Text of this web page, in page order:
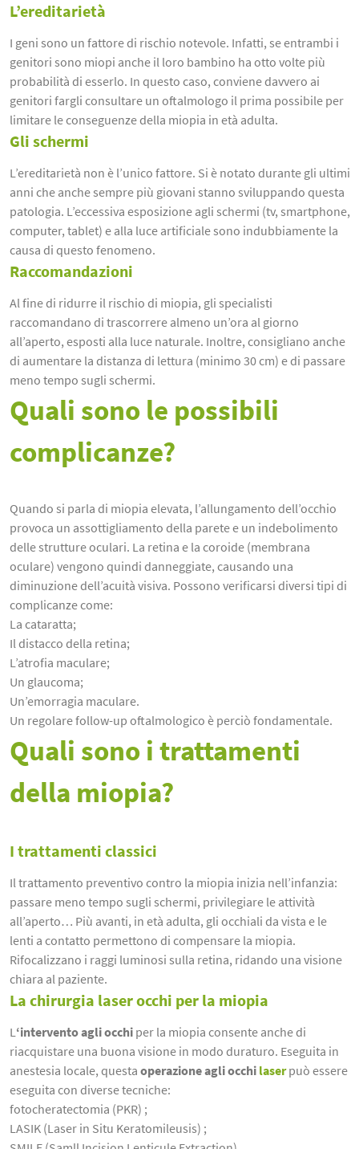
L’ereditarietà
I geni sono un fattore di rischio notevole. Infatti, se entrambi i
genitori sono miopi anche il loro bambino ha otto volte più
probabilità di esserlo. In questo caso, conviene davvero ai
genitori fargli consultare un oftalmologo il prima possibile per
limitare le conseguenze della miopia in età adulta.
Gli schermi
L’ereditarietà non è l’unico fattore. Si è notato durante gli ultimi
anni che anche sempre più giovani stanno sviluppando questa
patologia. L’eccessiva esposizione agli schermi (tv, smartphone,
computer, tablet) e alla luce artificiale sono indubbiamente la
causa di questo fenomeno.
Raccomandazioni
Al fine di ridurre il rischio di miopia, gli specialisti
raccomandano di trascorrere almeno un’ora al giorno
all’aperto, esposti alla luce naturale. Inoltre, consigliano anche
di aumentare la distanza di lettura (minimo 30 cm) e di passare
meno tempo sugli schermi.
Quali sono le possibili
complicanze?
Quando si parla di miopia elevata, l’allungamento dell’occhio
provoca un assottigliamento della parete e un indebolimento
delle strutture oculari. La retina e la coroide (membrana
oculare) vengono quindi danneggiate, causando una
diminuzione dell’acuità visiva. Possono verificarsi diversi tipi di
complicanze come:
La cataratta;
Il distacco della retina;
L’atrofia maculare;
Un glaucoma;
Un’emorragia maculare.
Un regolare follow-up oftalmologico è perciò fondamentale.
Quali sono i trattamenti
della miopia?
I trattamenti classici
Il trattamento preventivo contro la miopia inizia nell’infanzia:
passare meno tempo sugli schermi, privilegiare le attività
all’aperto… Più avanti, in età adulta, gli occhiali da vista e le
lenti a contatto permettono di compensare la miopia.
Rifocalizzano i raggi luminosi sulla retina, ridando una visione
chiara al paziente.
La chirurgia laser occhi per la miopia
L‘intervento agli occhiper la miopia consente anche di
riacquistare una buona visione in modo duraturo. Eseguita in
anestesia locale, questa operazione agli occhi laserpuò essere
eseguita con diverse tecniche:
fotocheratectomia (PKR) ;
LASIK (Laser in Situ Keratomileusis) ;